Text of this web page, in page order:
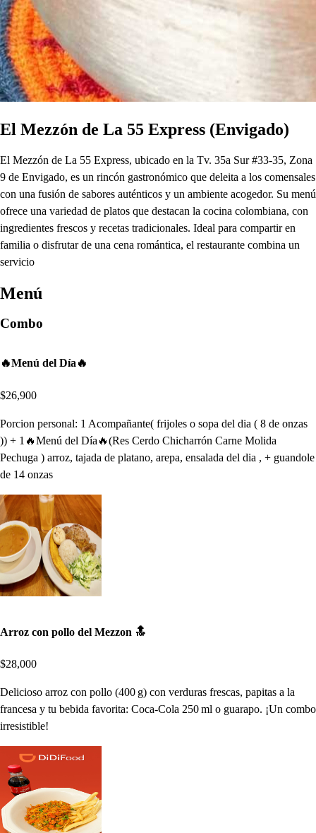
El Mezzón de La 55 Express (Envigado)
El Mezzón de La 55 Express, ubicado en la Tv. 35a Sur #33-35, Zona
9 de Envigado, es un rincón gastronómico que deleita a los comensales
con una fusión de sabores auténticos y un ambiente acogedor. Su menú
ofrece una variedad de platos que destacan la cocina colombiana, con
ingredientes frescos y recetas tradicionales. Ideal para compartir en
familia o disfrutar de una cena romántica, el restaurante combina un
servicio
Menú
Combo
🔥Menú del Día🔥
$26,900
Porcion personal: 1 Acompañante( frijoles o sopa del dia ( 8 de onzas
)) + 1🔥Menú del Día🔥(Res Cerdo Chicharrón Carne Molida
Pechuga ) arroz, tajada de platano, arepa, ensalada del dia , + guandole
de 14 onzas
Arroz con pollo del Mezzon 🔝
$28,000
Delicioso arroz con pollo (400 g) con verduras frescas, papitas a la
francesa y tu bebida favorita: Coca-Cola 250 ml o guarapo. ¡Un combo
irresistible!